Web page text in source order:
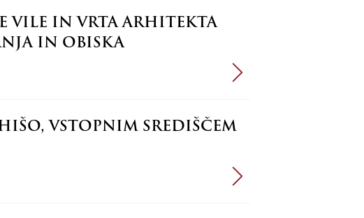
VILE IN VRTA ARHITEKTA
IN OBISKA
VSTOPNIM SREDIŠČEM